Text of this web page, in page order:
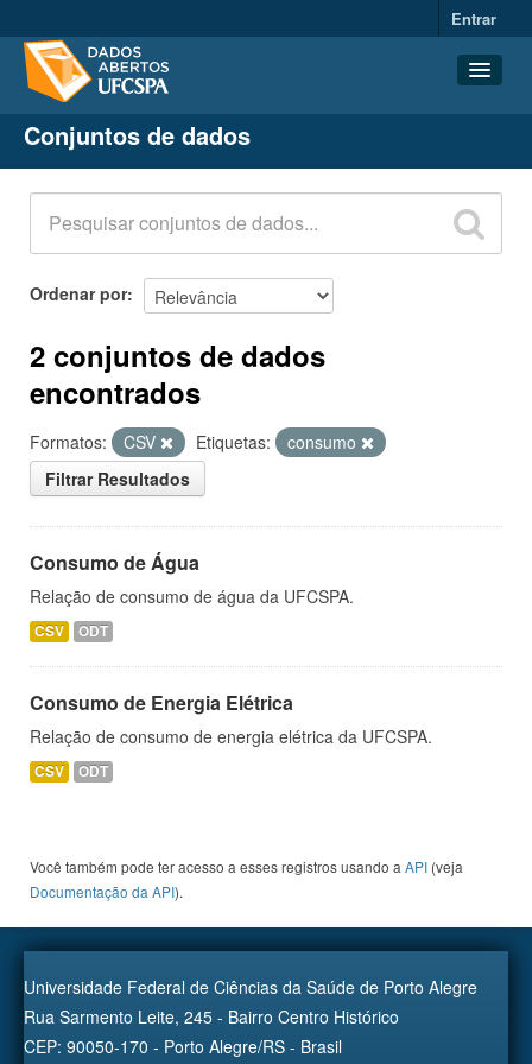
Entrar
Conjuntos de dados
Organizações
Grupos
Sobre
Conjuntos de dados
Ordenar por
2 conjuntos de dados
encontrados
Formatos: CSV Etiquetas:
consumo
Filtrar Resultados
Consumo de Água
Relação de consumo de água da UFCSPA.
CSV ODT
Consumo de Energia Elétrica
Relação de consumo de energia elétrica da UFCSPA.
CSV ODT
Você também pode ter acesso a esses registros usando a API (veja
Documentação da API).
Universidade Federal de Ciências da Saúde de Porto Alegre
Rua Sarmento Leite, 245 - Bairro Centro Histórico
CEP: 90050-170 - Porto Alegre/RS - Brasil